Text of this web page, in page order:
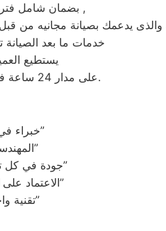
بضمان شامل فترة عام , الضمان الذى يدعمك بالثقة فى جودة خدمة المختص ,
خدمات ما بعد الصيانة
يستطيع
على مدار 24 ساعة فى اى وقت استقبال شكوى العملاء والرد عليهم فى اسرع وقت.
“خبراءلفاجور تضمن أفضل أداء”
“المهندسون المدربون: صيانة فاجور بيد خبراء في الميدان”
“جودة في كل تفاصيل الصيانة: مهندسو فاجور يوفرون الأمان والكفاءة”
“الاعتماد على الاحترافية: مهندسو صيانة فاجور يحققون الثقة والراحة”
“تقنية واحترافية: خبراء الصيانة من فاجور يوفرون الأفضل”